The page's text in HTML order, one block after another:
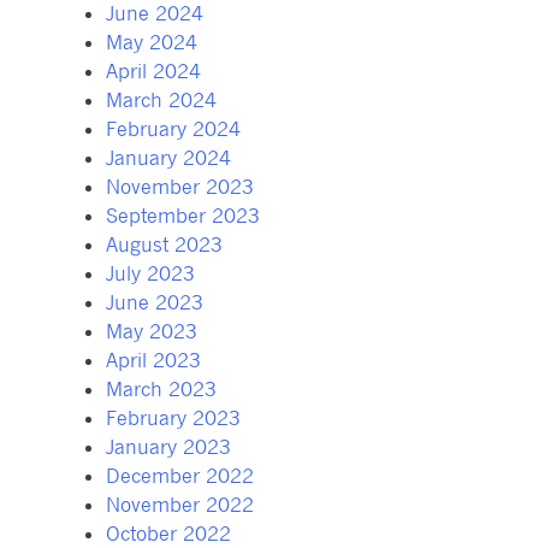
June 2024
May 2024
April 2024
March 2024
February 2024
January 2024
November 2023
September 2023
August 2023
July 2023
June 2023
May 2023
April 2023
March 2023
February 2023
January 2023
December 2022
November 2022
October 2022